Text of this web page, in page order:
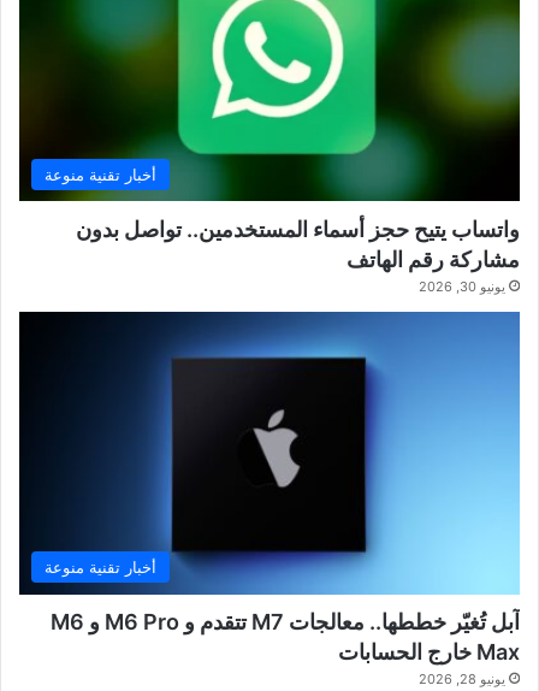
أخبار تقنية منوعة
واتساب يتيح حجز أسماء المستخدمين.. تواصل بدون
مشاركة رقم الهاتف
يونيو 30, 2026
أخبار تقنية منوعة
آبل تُغيّر خططها.. معالجات M7 تتقدم و M6 Pro و M6
Max خارج الحسابات
يونيو 28, 2026